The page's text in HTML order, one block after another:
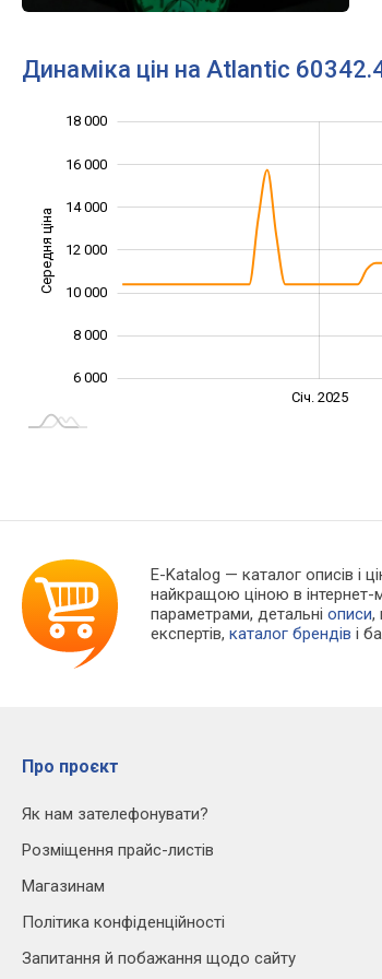
Динаміка цін на Atlantic
Середня ціна 10 000
6 000
8 000
10 000
12 000
14 000
16 000
18 000
Січ. 2025
E-Katalog — каталог описів і
найкращою ціною в
параметрами, детальніописи,
експертів,каталог брендів і
Про проєкт
Як нам зателефонувати?
Розміщення прайс-листів
Магазинам
Політика конфіденційності
Запитання й побажання щодо сайту